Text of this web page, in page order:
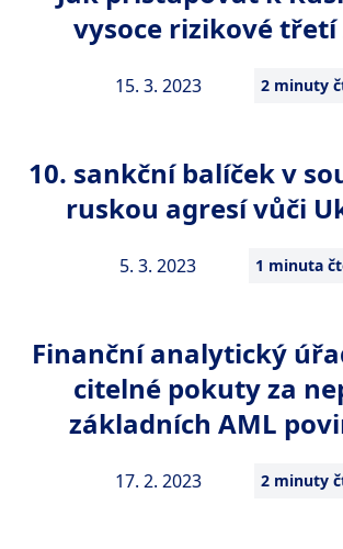
15. 3. 2023 2 minuty
vysoce rizikové třetí
5. 3. 2023 1 minuta
10. sankční balíček v
ruskou agresí vůči
17. 2. 2023 2 minuty
Finanční analytický
citelné pokuty za
základních AML